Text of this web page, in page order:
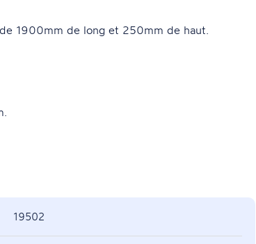
1900mm de long et 250mm de haut.
19502